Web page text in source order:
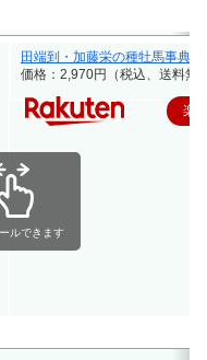
田端到・加藤栄の種牡馬事典
価格：2,970円（税込、送料無
楽
ルできます